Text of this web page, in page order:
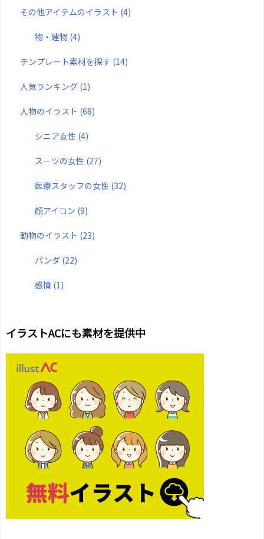
その他アイテムのイラスト (4)
物・建物 (4)
テンプレート素材を探す (14)
人気ランキング (1)
人物のイラスト (68)
シニア女性 (4)
スーツの女性 (27)
医療スタッフの女性 (32)
顔アイコン (9)
動物のイラスト (23)
パンダ (22)
感情 (1)
イラストACにも素材を提供中